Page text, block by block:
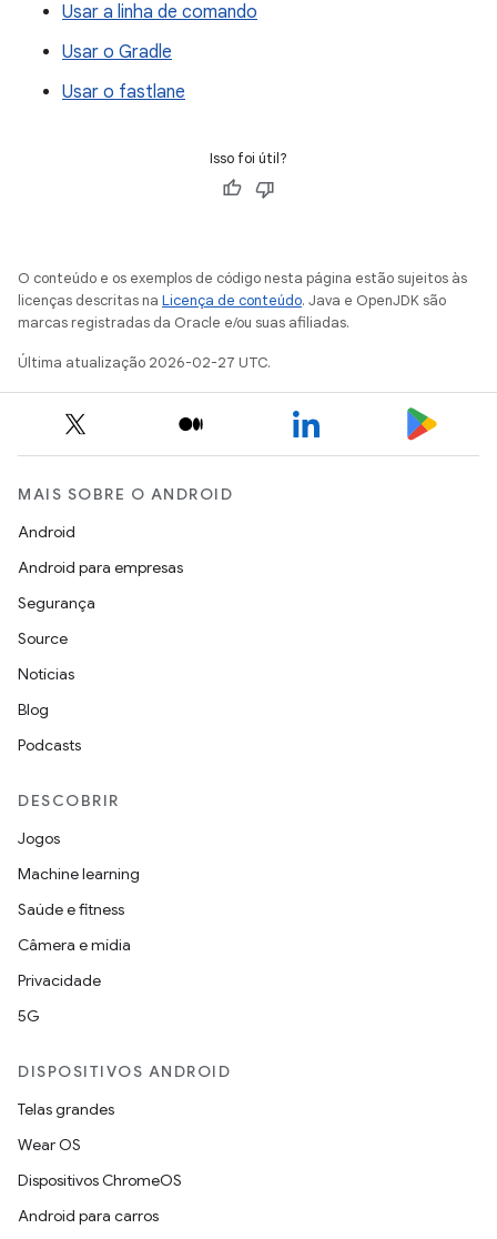
Usar a linha de comando
Usar o Gradle
Usar o fastlane
Isso foi útil?
O conteúdo e os exemplos de código nesta página estão sujeitos às
licenças descritas na Licença de conteúdo. Java e OpenJDK são
marcas registradas da Oracle e/ou suas afiliadas.
Última atualização 2026-02-27 UTC.
MAIS SOBRE O ANDROID
Android
Android para empresas
Segurança
Source
Notícias
Blog
Podcasts
DESCOBRIR
Jogos
Machine learning
Saúde e fitness
Câmera e mídia
Privacidade
5G
DISPOSITIVOS ANDROID
Telas grandes
Wear OS
Dispositivos ChromeOS
Android para carros